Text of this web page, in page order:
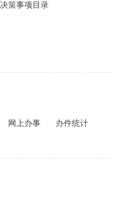
决策事项目录
网上办事 办件统计